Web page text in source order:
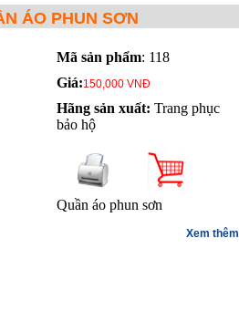
ÁO PHUN SƠN
Mã sản phẩm: 118
Giá:150,000 VNĐ
Hãng sản xuất: Trang phục
bảo hộ
Quần áo phun sơn
Xem thêm